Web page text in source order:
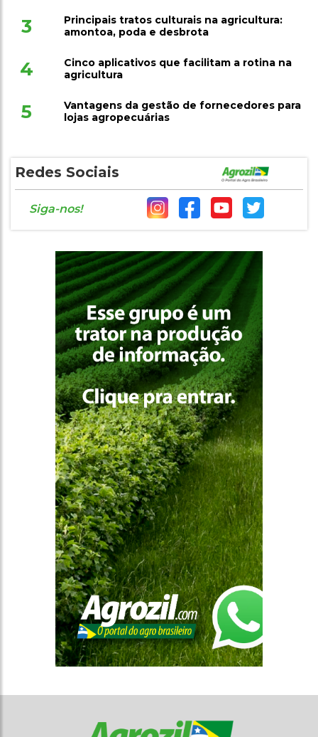
3
Principais tratos culturais na agricultura:
amontoa, poda e desbrota
4
Cinco aplicativos que facilitam a rotina na
agricultura
5
Vantagens da gestão de fornecedores para
lojas agropecuárias
Redes Sociais
Siga-nos!